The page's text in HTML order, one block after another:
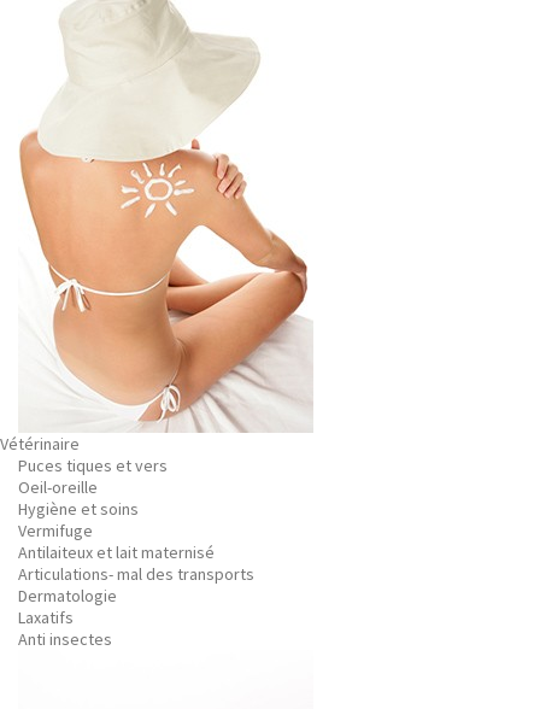
Vétérinaire
Puces tiques et vers
Oeil-oreille
Hygiène et soins
Vermifuge
Antilaiteux et lait maternisé
Articulations- mal des transports
Dermatologie
Laxatifs
Anti insectes